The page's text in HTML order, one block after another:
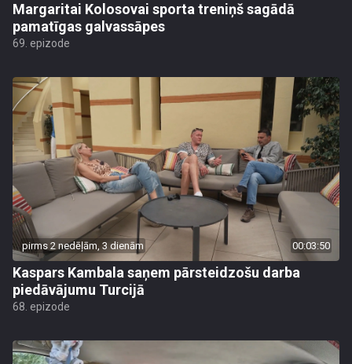
Margaritai Kolosovai sporta treniņš sagādā
pamatīgas galvassāpes
69. epizode
pirms 2 nedēļām, 3 dienām 00:03:50
Kaspars Kambala saņem pārsteidzošu darba
piedāvājumu Turcijā
68. epizode